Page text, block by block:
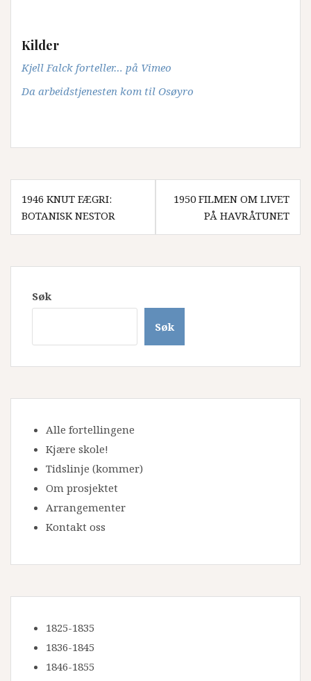
Kilder
Kjell Falck forteller… på Vimeo
Da arbeidstjenesten kom til Osøyro
Innleggsnavigasjon
1946 KNUT FÆGRI:
BOTANISK NESTOR
1950 FILMEN OM LIVET
PÅ HAVRÅTUNET
Søk
Søk
Alle fortellingene
Kjære skole!
Tidslinje (kommer)
Om prosjektet
Arrangementer
Kontakt oss
1825-1835
1836-1845
1846-1855